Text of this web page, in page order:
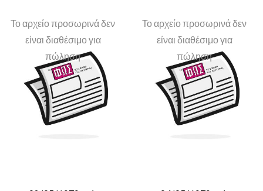
Το αρχείο προσωρινά δεν
είναι διαθέσιμο για
πώληση
Το αρχείο προσωρινά δεν
είναι διαθέσιμο για
πώληση